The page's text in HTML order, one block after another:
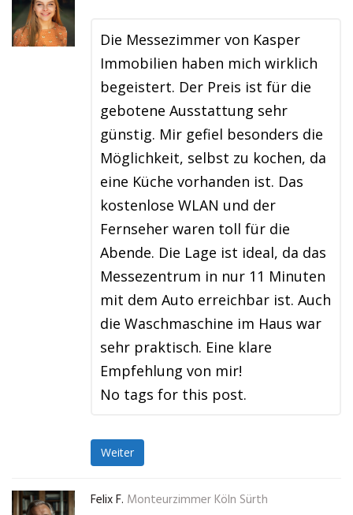
Die Messezimmer von Kasper
Immobilien haben mich wirklich
begeistert. Der Preis ist für die
gebotene Ausstattung sehr
günstig. Mir gefiel besonders die
Möglichkeit, selbst zu kochen, da
eine Küche vorhanden ist. Das
kostenlose WLAN und der
Fernseher waren toll für die
Abende. Die Lage ist ideal, da das
Messezentrum in nur 11 Minuten
mit dem Auto erreichbar ist. Auch
die Waschmaschine im Haus war
sehr praktisch. Eine klare
Empfehlung von mir!
No tags for this post.
Weiter
Felix F. Monteurzimmer Köln Sürth